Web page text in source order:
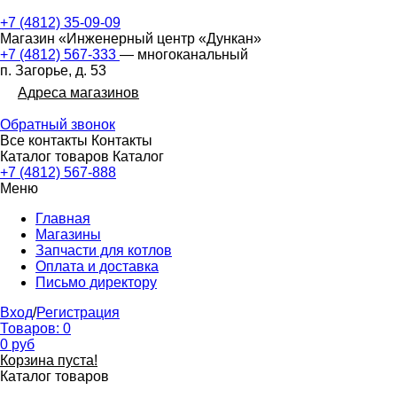
+7 (4812) 35-09-09
Магазин «Инженерный центр «Дункан»
+7 (4812) 567-333 — многоканальный
п. Загорье, д. 53
Адреса магазинов
Обратный звонок
Все контакты Контакты
Каталог товаров Каталог
+7 (4812) 567-888
Меню
Главная
Магазины
Запчасти для котлов
Оплата и доставка
Письмо директору
Вход/Регистрация
Товаров: 0
0 руб
Корзина пуста!
Каталог товаров